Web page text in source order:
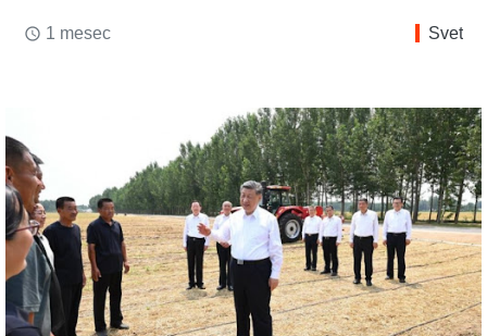
access_time 1 mesec Svet